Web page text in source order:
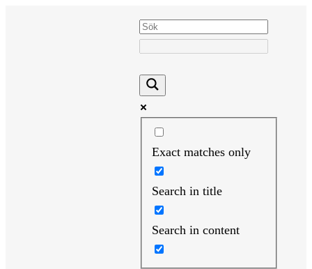
Exact matches only
Search in title
Search in content